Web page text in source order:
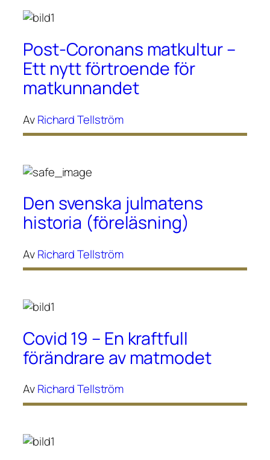
Post-Coronans matkultur –
Ett nytt förtroende för
matkunnandet
AvRichard Tellström
Den svenska julmatens
historia (föreläsning)
AvRichard Tellström
Covid 19 – En kraftfull
förändrare av matmodet
AvRichard Tellström